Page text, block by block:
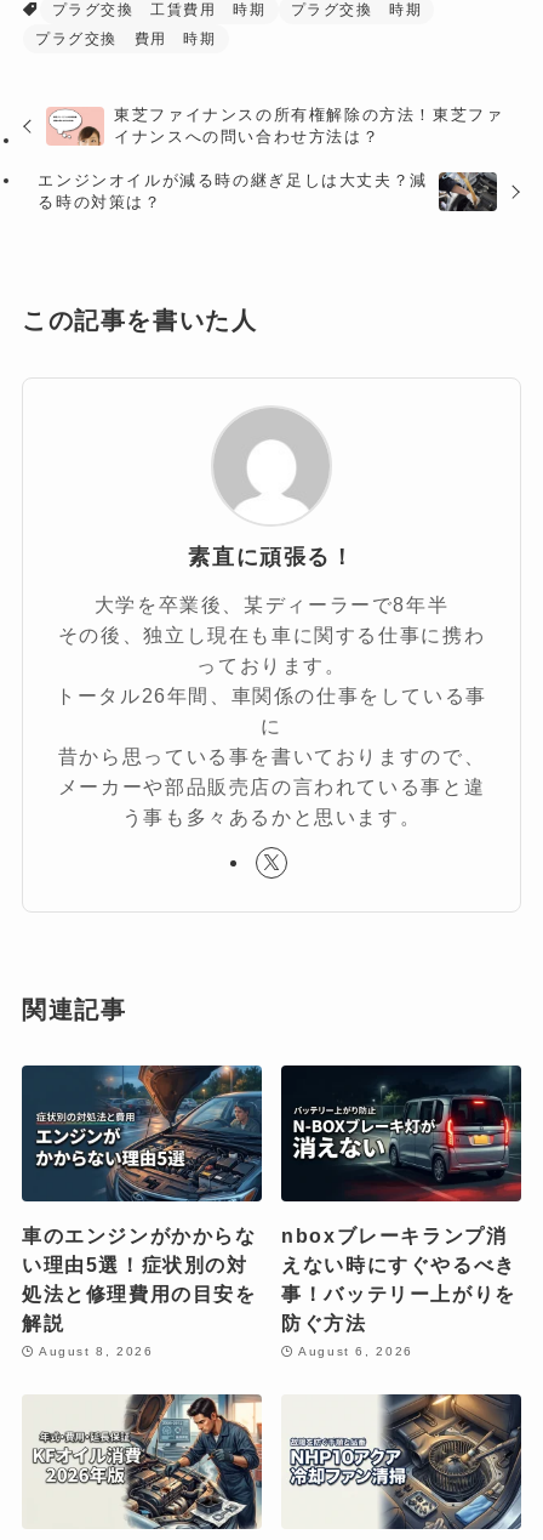
プラグ交換 工賃費用 時期
プラグ交換 時期
プラグ交換 費用 時期
東芝ファイナンスの所有権解除の方法！東芝ファ
イナンスへの問い合わせ方法は？
エンジンオイルが減る時の継ぎ足しは大丈夫？減
る時の対策は？
この記事を書いた人
素直に頑張る！
大学を卒業後、某ディーラーで8年半
その後、独立し現在も車に関する仕事に携わ
っております。
トータル26年間、車関係の仕事をしている事
に
昔から思っている事を書いておりますので、
メーカーや部品販売店の言われている事と違
う事も多々あるかと思います。
関連記事
車のエンジンがかからな
い理由5選！症状別の対
処法と修理費用の目安を
解説
August 8, 2026
nboxブレーキランプ消
えない時にすぐやるべき
事！バッテリー上がりを
防ぐ方法
August 6, 2026